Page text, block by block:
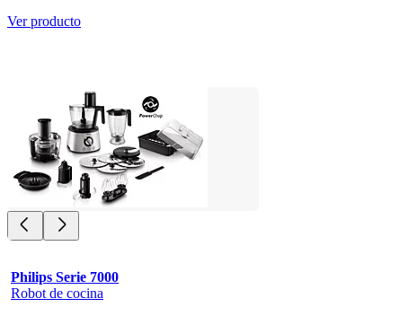
Ver producto
Philips Serie 7000
Robot de cocina